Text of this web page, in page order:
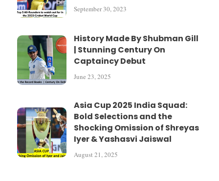
September 30, 2023
History Made By Shubman Gill
| Stunning Century On
Captaincy Debut
June 23, 2025
Asia Cup 2025 India Squad:
Bold Selections and the
Shocking Omission of Shreyas
Iyer & Yashasvi Jaiswal
August 21, 2025